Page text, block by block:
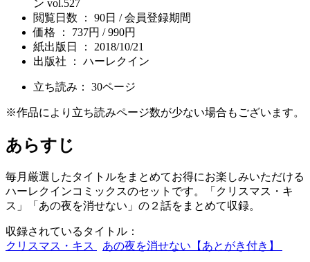
ン vol.527
閲覧日数 ： 90日 / 会員登録期間
価格 ： 737円 / 990円
紙出版日 ： 2018/10/21
出版社 ： ハーレクイン
立ち読み： 30ページ
※作品により立ち読みページ数が少ない場合もございます。
あらすじ
毎月厳選したタイトルをまとめてお得にお楽しみいただける
ハーレクインコミックスのセットです。「クリスマス・キ
ス」「あの夜を消せない」の２話をまとめて収録。
収録されているタイトル：
クリスマス・キス
あの夜を消せない【あとがき付き】